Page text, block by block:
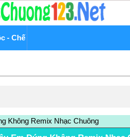
- Chế
Không Remix Nhạc Chuông